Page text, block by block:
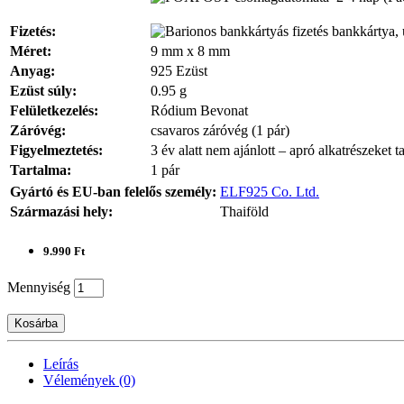
Fizetés:
bankkártya,
Méret:
9 mm x 8 mm
Anyag:
925 Ezüst
Ezüst súly:
0.95 g
Felületkezelés:
Ródium Bevonat
Záróvég:
csavaros záróvég (1 pár)
Figyelmeztetés:
3 év alatt nem ajánlott – apró alkatrészeket
Tartalma:
1 pár
Gyártó és EU-ban felelős személy: ELF925 Co. Ltd.
Származási hely:
Thaiföld
9.990 Ft
Mennyiség
Kosárba
Leírás
Vélemények (0)